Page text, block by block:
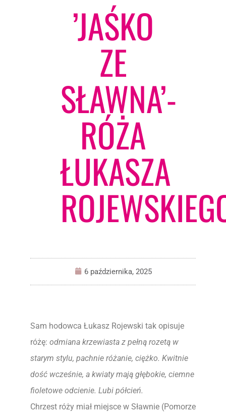
’JAŚKO
ZE
SŁAWNA’-
RÓŻA
ŁUKASZA
6 października, 2025
Sam hodowca Łukasz Rojewski tak opisuje
różę: odmiana krzewiasta z pełną rozetą w
starym stylu, pachnie różanie, ciężko. Kwitnie
dość wcześnie, a kwiaty mają głębokie, ciemne
fioletowe odcienie. Lubi półcień.
Chrzest róży miał miejsce w Sławnie (Pomorze